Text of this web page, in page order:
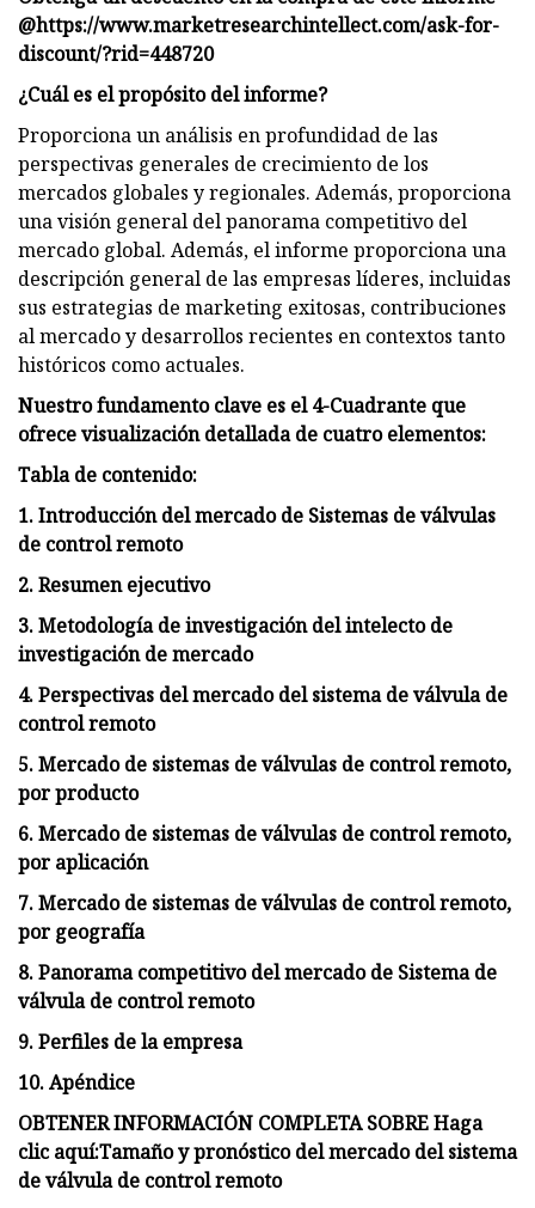
@https://www.marketresearchintellect.com/ask-for-
discount/?rid=448720
¿Cuál es el propósito del informe?
Proporciona un análisis en profundidad de las
perspectivas generales de crecimiento de los
mercados globales y regionales. Además, proporciona
una visión general del panorama competitivo del
mercado global. Además, el informe proporciona una
descripción general de las empresas líderes, incluidas
sus estrategias de marketing exitosas, contribuciones
al mercado y desarrollos recientes en contextos tanto
históricos como actuales.
Nuestro fundamento clave es el 4-Cuadrante que
ofrece visualización detallada de cuatro elementos:
Tabla de contenido:
1. Introducción del mercado de Sistemas de válvulas
de control remoto
2. Resumen ejecutivo
3. Metodología de investigación del intelecto de
investigación de mercado
4. Perspectivas del mercado del sistema de válvula de
control remoto
5. Mercado de sistemas de válvulas de control remoto,
por producto
6. Mercado de sistemas de válvulas de control remoto,
por aplicación
7. Mercado de sistemas de válvulas de control remoto,
por geografía
8. Panorama competitivo del mercado de Sistema de
válvula de control remoto
9. Perfiles de la empresa
10. Apéndice
OBTENER INFORMACIÓN COMPLETA SOBRE Haga
clic aquí:Tamaño y pronóstico del mercado del sistema
de válvula de control remoto